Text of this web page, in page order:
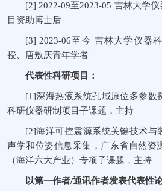
[2] 2022-09至2023-05 吉林大学
目资助博士后
[3] 2023-06至今 吉林大学仪器
授、唐敖庆青年学者
代表性科研项目：
[1]深海热液系统孔域原位多参数
科研仪器研制项目子课题，主持
[2]海洋可控震源系统关键技术与
声学和位姿信息采集，广东省自然资
（海洋六大产业）专项子课题，主持
以第一作者/通讯作者发表代表性论